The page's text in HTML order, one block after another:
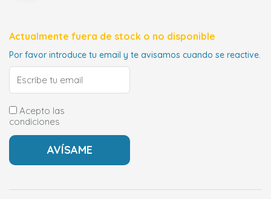
Actualmente fuera de stock o no disponible
Por favor introduce tu email y te avisamos cuando se reactive.
Acepto las
condiciones